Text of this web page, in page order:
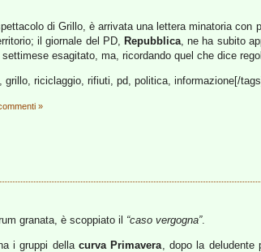
di Grillo, è arrivata una lettera minatoria con
il giornale del PD, Repubblica, ne ha subito
esagitato, ma, ricordando quel che dice
grillo, riciclaggio, rifiuti, pd, politica, informazione[/
»
granata, è scoppiato il “caso vergogna”.
i gruppi dellacurva Primavera, dopo la deludente